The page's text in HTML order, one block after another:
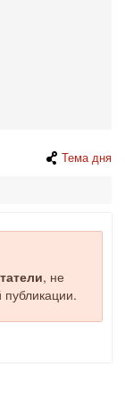
Тема дня
, не
публикации.